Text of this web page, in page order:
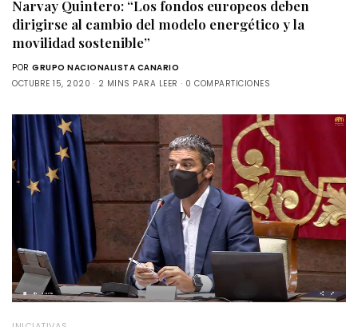
Narvay Quintero: “Los fondos europeos deben
dirigirse al cambio del modelo energético y la
movilidad sostenible”
POR GRUPO NACIONALISTA CANARIO
OCTUBRE 15, 2020
2 MINS PARA LEER 0 COMPARTICIONES